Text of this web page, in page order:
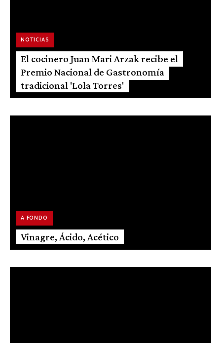
NOTICIAS
El cocinero Juan Mari Arzak recibe el
Premio Nacional de Gastronomía
tradicional 'Lola Torres'
A FONDO
Vinagre, Ácido, Acético